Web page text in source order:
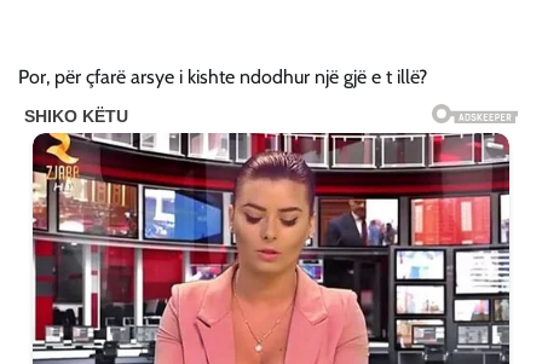
Por, për çfarë arsye i kishte ndodhur një gjë e t illë?